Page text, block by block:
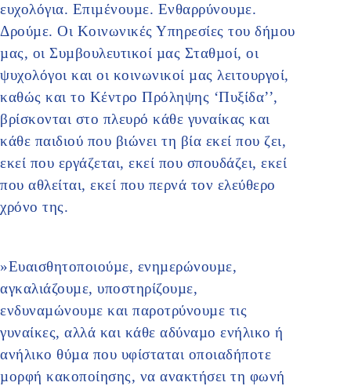
ευχολόγια. Επιµένουµε. Ενθαρρύνουµε.
Δρούµε. Οι Κοινωνικές Υπηρεσίες του δήµου
µας, οι Συµβουλευτικοί µας Σταθµοί, οι
ψυχολόγοι και οι κοινωνικοί µας λειτουργοί,
καθώς και το Κέντρο Πρόληψης ‘Πυξίδα’’,
βρίσκονται στο πλευρό κάθε γυναίκας και
κάθε παιδιού που βιώνει τη βία εκεί που ζει,
εκεί που εργάζεται, εκεί που σπουδάζει, εκεί
που αθλείται, εκεί που περνά τον ελεύθερο
χρόνο της.
»Ευαισθητοποιούµε, ενηµερώνουµε,
αγκαλιάζουµε, υποστηρίζουµε,
ενδυναµώνουµε και παροτρύνουµε τις
γυναίκες, αλλά και κάθε αδύναµο ενήλικο ή
ανήλικο θύµα που υφίσταται οποιαδήποτε
µορφή κακοποίησης, να ανακτήσει τη φωνή